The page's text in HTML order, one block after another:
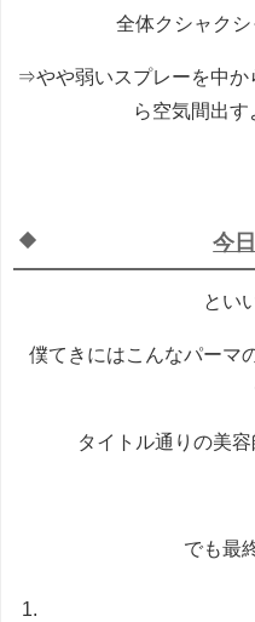
全体クシャクシ
⇒やや弱いスプレーを中か
ら空気間出
今
とい
僕てきにはこんなパーマ
タイトル通りの美
でも最